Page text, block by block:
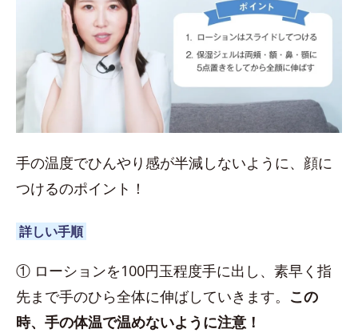
手の温度でひんやり感が半減しないように、顔に
つけるのポイント！
詳しい手順
① ローションを100円玉程度手に出し、素早く指
先まで手のひら全体に伸ばしていきます。 この
時、手の体温で温めないように注意！